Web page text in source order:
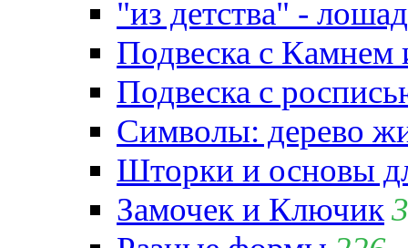
"из детства" -
Подвеска с
Подвеска с
Символы: дерево
Шторки и основы
Замочек и Ключик